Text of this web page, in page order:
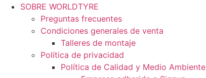
SOBRE WORLDTYRE
Preguntas frecuentes
Condiciones generales de venta
Talleres de montaje
Política de privacidad
Política de Calidad y Medio Ambiente